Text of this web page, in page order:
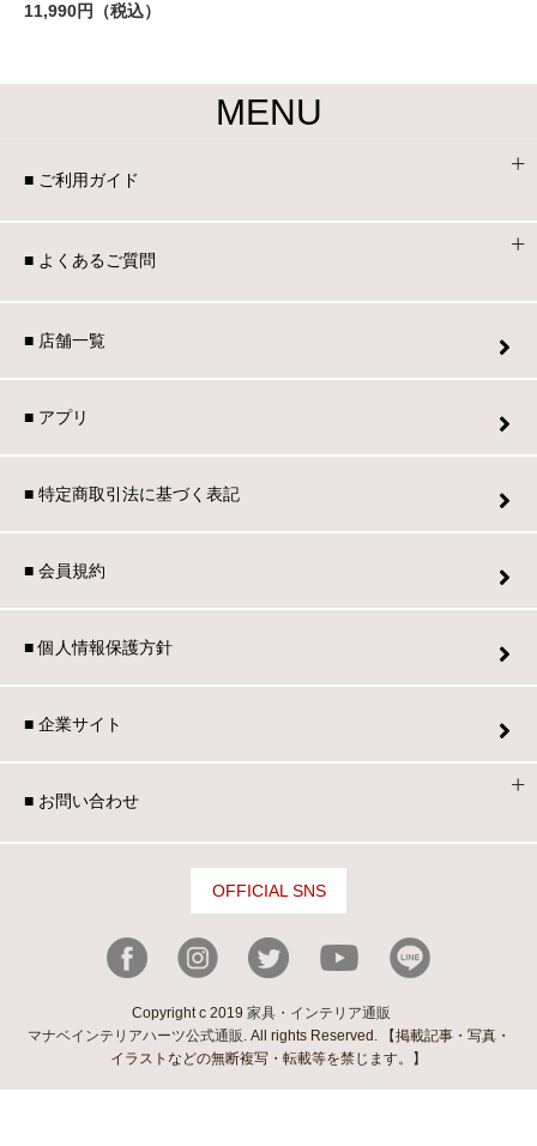
11,990円（税込）
MENU
■ ご利用ガイド
■ よくあるご質問
■ 店舗一覧
■ アプリ
■ 特定商取引法に基づく表記
■ 会員規約
■ 個人情報保護方針
■ 企業サイト
■ お問い合わせ
OFFICIAL SNS
Copyright c 2019 家具・インテリア通販
マナベインテリアハーツ公式通販 . All rights Reserved. 【掲載記事・写真・
イラストなどの無断複写・転載等を禁じます。】